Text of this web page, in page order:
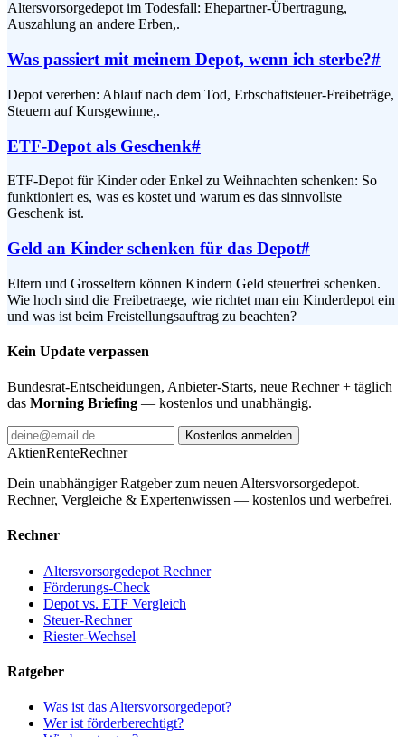
Altersvorsorgedepot im Todesfall: Ehepartner-Übertragung,
Auszahlung an andere Erben,.
Was passiert mit meinem Depot, wenn ich sterbe?#
Depot vererben: Ablauf nach dem Tod, Erbschaftsteuer-Freibeträge,
Steuern auf Kursgewinne,.
ETF-Depot als Geschenk#
ETF-Depot für Kinder oder Enkel zu Weihnachten schenken: So
funktioniert es, was es kostet und warum es das sinnvollste
Geschenk ist.
Geld an Kinder schenken für das Depot#
Eltern und Grosseltern können Kindern Geld steuerfrei schenken.
Wie hoch sind die Freibetraege, wie richtet man ein Kinderdepot ein
und was ist beim Freistellungsauftrag zu beachten?
Kein Update verpassen
Bundesrat-Entscheidungen, Anbieter-Starts, neue Rechner + täglich
das Morning Briefing — kostenlos und unabhängig.
Kostenlos anmelden
AktienRenteRechner
Dein unabhängiger Ratgeber zum neuen Altersvorsorgedepot.
Rechner, Vergleiche & Expertenwissen — kostenlos und werbefrei.
Rechner
Altersvorsorgedepot Rechner
Förderungs-Check
Depot vs. ETF Vergleich
Steuer-Rechner
Riester-Wechsel
Ratgeber
Was ist das Altersvorsorgedepot?
Wer ist förderberechtigt?